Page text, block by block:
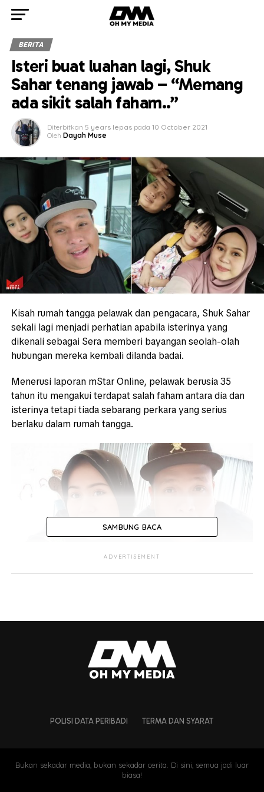
BERITA
Isteri buat luahan lagi, Shuk
Sahar tenang jawab – “Memang
ada sikit salah faham..”
Diterbitkan 5 years lepas pada 10 October 2021
Oleh Dayah Muse
Kisah rumah tangga pelawak dan pengacara, Shuk Sahar
sekali lagi menjadi perhatian apabila isterinya yang
dikenali sebagai Sera memberi bayangan seolah-olah
hubungan mereka kembali dilanda badai.
Menerusi laporan mStar Online, pelawak berusia 35
tahun itu mengakui terdapat salah faham antara dia dan
isterinya tetapi tiada sebarang perkara yang serius
berlaku dalam rumah tangga.
“Sebenarnya memang ada sikit salah faham Shuk
dan Sera tapi tak ada apa-apa pun. Sekarang saya
ada di Pulau Pinang ada shoot sikit..
“…saya tak nak komen lebih fasal ini InsyaAllah
Sahar.
SAMBUNG BACA
ADVERTISEMENT
POLISI DATA PERIBADI TERMA DAN SYARAT
Bukan sekadar media, bukan sekadar cerita. Di sini, semua jadi luar
biasa!